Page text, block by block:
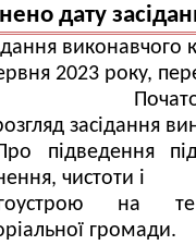
дату
виконавчого
2023 року,
засідання
підведення
чистоти і
на
громади.